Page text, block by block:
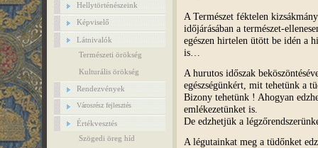
Hellytörténészeink
Képviselő
Látnivalók
Természeti örökség
Kulturális örökség
Rendezvények
Városrész fejlesztés
Értékvesztés
Szögedi öreg híd
A Természet féktelen
időjárásában a természet-
egészen hirtelen ütött be idén a
is…
A hurutos időszak
egészségünkért, mit tehetünk a
Bizony tehetünk ! Ahogyan
emlékezetünket is.
De edzhetjük a
A légutainkat meg a tüdőnket